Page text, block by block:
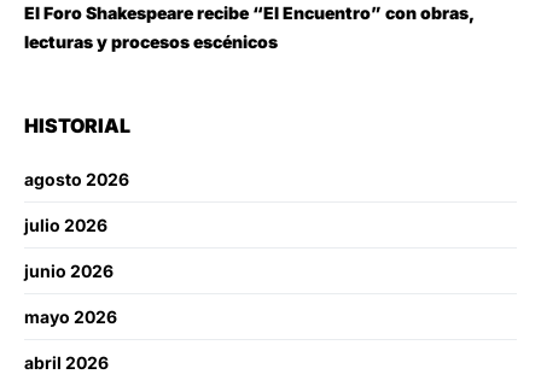
El Foro Shakespeare recibe “El Encuentro” con obras,
lecturas y procesos escénicos
HISTORIAL
agosto 2026
julio 2026
junio 2026
mayo 2026
abril 2026